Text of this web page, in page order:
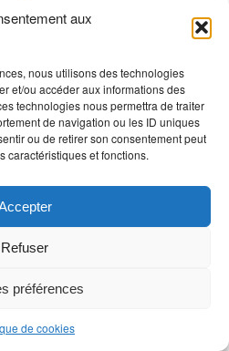
aux
nous utilisons des technologies
et/ou accéder aux informations des
technologies nous permettra de traiter
de navigation ou les ID uniques
ou de retirer son consentement peut
caractéristiques et fonctions.
Refuser
préférences
de cookies
pour publier un